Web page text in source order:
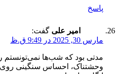
پاسخ
امیر علی گفت:
مارس 30, 2025 در 9:49 ق.ظ
مدتی بود که شب‌ها نمی‌تونستم
وحشتناک، احساس سنگینی روی